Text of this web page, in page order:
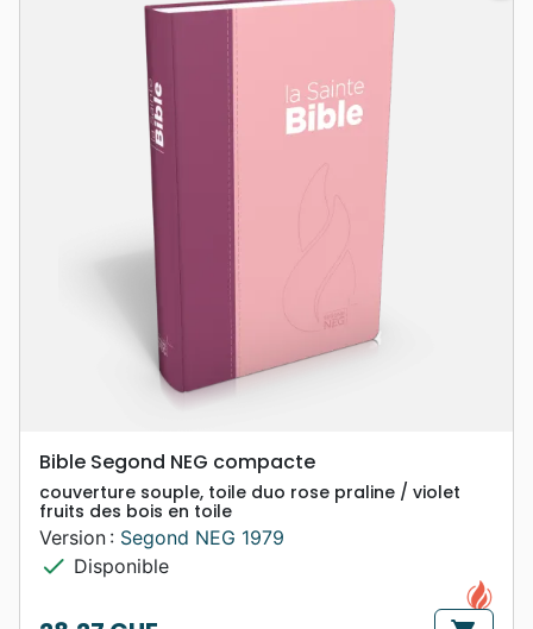
Bible Segond NEG compacte
couverture souple, toile duo rose praline / violet
fruits des bois en toile
Version : Segond NEG 1979
check Disponible